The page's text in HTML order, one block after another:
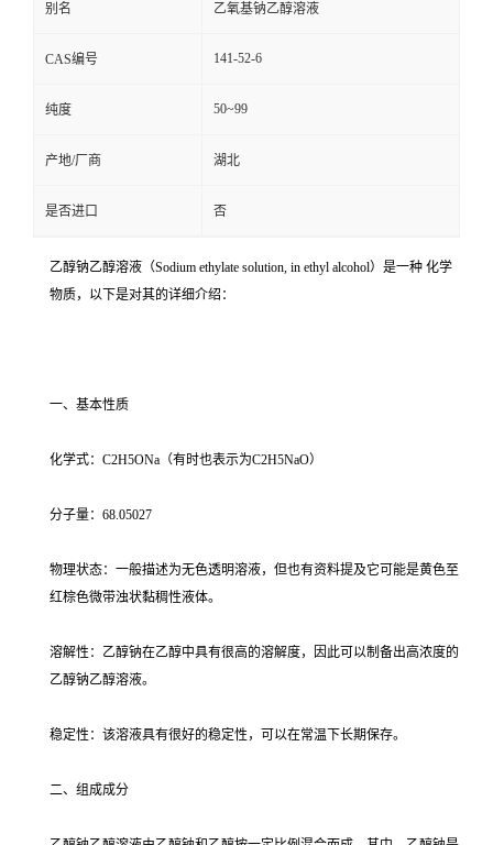
别名 乙氧基钠乙醇溶液
CAS编号 141-52-6
纯度 50~99
产地/厂商 湖北
是否进口 否
乙醇钠乙醇溶液（Sodium ethylate solution, in ethyl alcohol）是一种 化学
物质，以下是对其的详细介绍：
一、基本性质
化学式：C2H5ONa（有时也表示为C2H5NaO）
分子量：68.05027
物理状态：一般描述为无色透明溶液，但也有资料提及它可能是黄色至
红棕色微带浊状黏稠性液体。
溶解性：乙醇钠在乙醇中具有很高的溶解度，因此可以制备出高浓度的
乙醇钠乙醇溶液。
稳定性：该溶液具有很好的稳定性，可以在常温下长期保存。
二、组成成分